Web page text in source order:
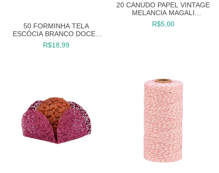
50 FORMINHA TELA
ESCÓCIA BRANCO DOCES
FINOS FESTAS
R$18,99
20 CANUDO PAPEL VINTAGE
MELANCIA MAGALI
CANUDINHO
R$5,00